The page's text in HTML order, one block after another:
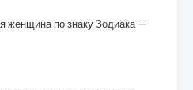
женщина по знаку Зодиака —